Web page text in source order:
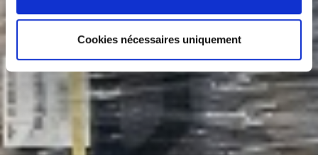
Cookies nécessaires uniquement